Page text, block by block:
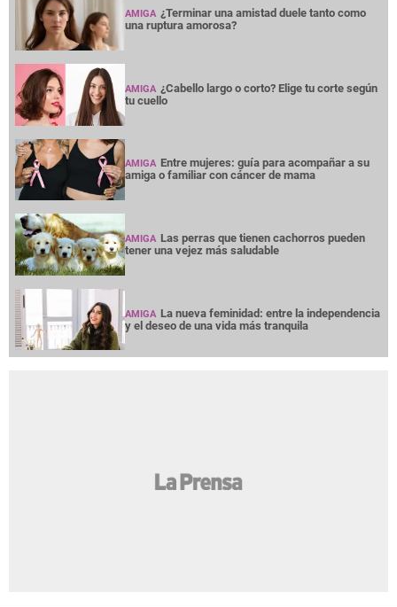
AMIGA ¿Terminar una amistad duele tanto como
una ruptura amorosa?
AMIGA ¿Cabello largo o corto? Elige tu corte según
tu cuello
AMIGA Entre mujeres: guía para acompañar a su
amiga o familiar con cáncer de mama
AMIGA Las perras que tienen cachorros pueden
tener una vejez más saludable
AMIGA La nueva feminidad: entre la independencia
y el deseo de una vida más tranquila